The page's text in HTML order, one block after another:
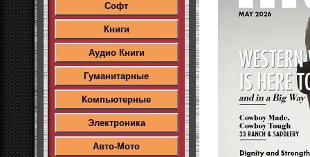
Софт
Книги
Аудио Книги
Гуманитарные
Компьютерные
Электроника
Авто-Мото